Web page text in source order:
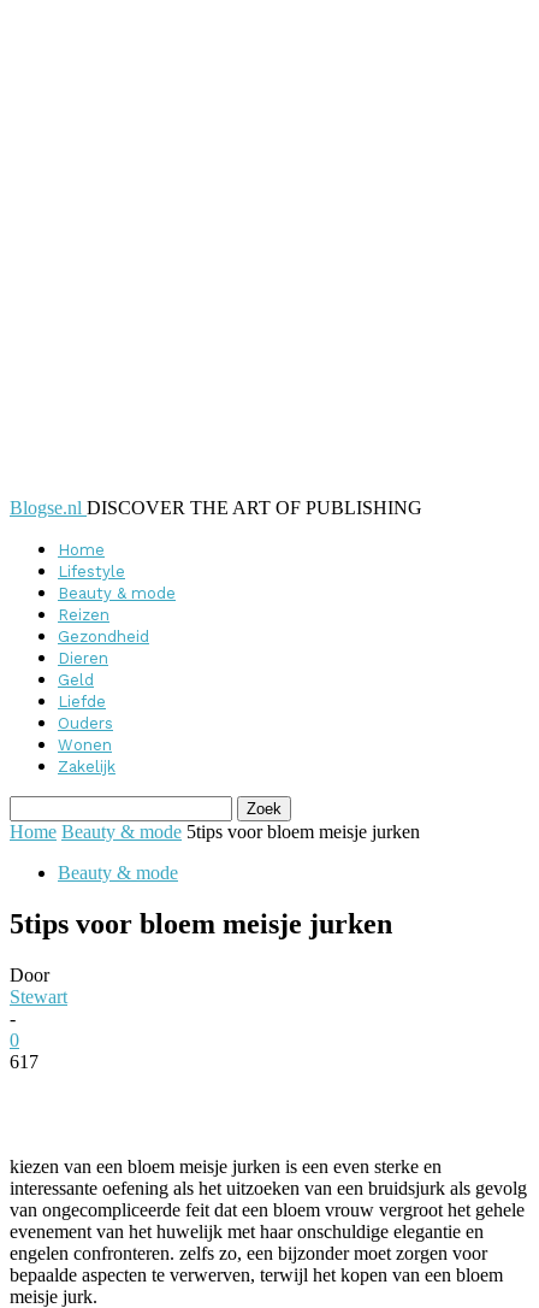
Blogse.nl DISCOVER THE ART OF PUBLISHING
Home
Lifestyle
Beauty & mode
Reizen
Gezondheid
Dieren
Geld
Liefde
Ouders
Wonen
Zakelijk
Home Beauty & mode 5tips voor bloem meisje jurken
Beauty & mode
5tips voor bloem meisje jurken
Door
Stewart
-
0
617
kiezen van een bloem meisje jurken is een even sterke en
interessante oefening als het uitzoeken van een bruidsjurk als gevolg
van ongecompliceerde feit dat een bloem vrouw vergroot het gehele
evenement van het huwelijk met haar onschuldige elegantie en
engelen confronteren. zelfs zo, een bijzonder moet zorgen voor
bepaalde aspecten te verwerven, terwijl het kopen van een bloem
meisje jurk.